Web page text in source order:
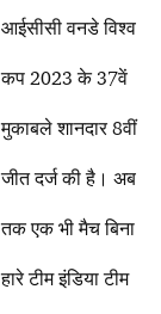
आईसीसी वनडे विश्व
कप 2023 के 37वें
मुकाबले शानदार 8वीं
जीत दर्ज की है। अब
तक एक भी मैच बिना
हारे टीम इंडिया टीम